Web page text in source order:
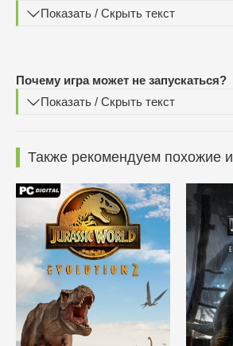
Показать / Скрыть текст
Почему игра может не запускаться?
Показать / Скрыть текст
Также рекомендуем похожие